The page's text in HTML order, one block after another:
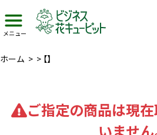
メニュー
ホーム > > 【】
ご指定の商品は現